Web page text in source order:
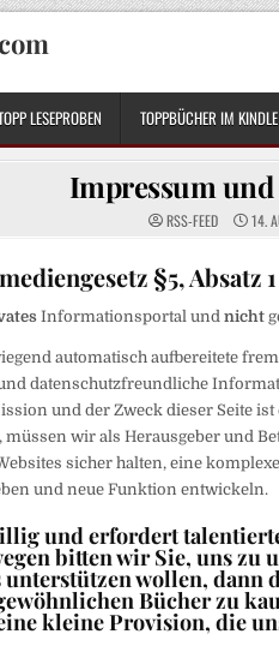
LESEPROBEN TOPPBÜCHER IM
Impressum
RSS-FEED 14.
§5, Absatz
Informationsportal und nicht
automatisch aufbereitete
datenschutzfreundliche
und der Zweck dieser Seite
wir als Herausgeber und
sicher halten, eine
und neue Funktion entwickeln.
und erfordert
bitten wir Sie, uns zu
wollen, dann
Bücher zu
kleine Provision, die